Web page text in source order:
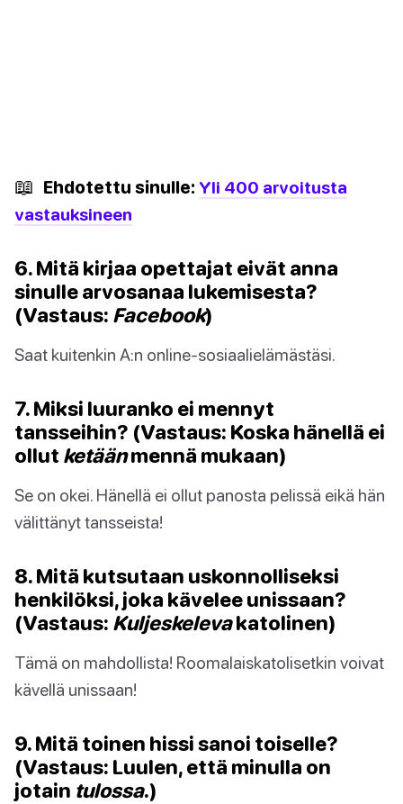
📖 Ehdotettu sinulle: Yli 400 arvoitusta
vastauksineen
6. Mitä kirjaa opettajat eivät anna
sinulle arvosanaa lukemisesta?
(Vastaus: Facebook)
Saat kuitenkin A:n online-sosiaalielämästäsi.
7. Miksi luuranko ei mennyt
tansseihin? (Vastaus: Koska hänellä ei
ollut ketäänmennä mukaan)
Se on okei. Hänellä ei ollut panosta pelissä eikä hän
välittänyt tansseista!
8. Mitä kutsutaan uskonnolliseksi
henkilöksi, joka kävelee unissaan?
(Vastaus: Kuljeskelevakatolinen)
Tämä on mahdollista! Roomalaiskatolisetkin voivat
kävellä unissaan!
9. Mitä toinen hissi sanoi toiselle?
(Vastaus: Luulen, että minulla on
jotain tulossa.)